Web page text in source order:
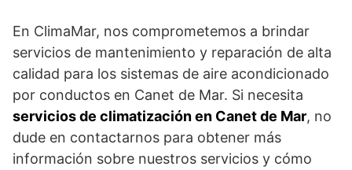
En ClimaMar, nos comprometemos a brindar
servicios de mantenimiento y reparación de alta
calidad para los sistemas de aire acondicionado
por conductos en Canet de Mar. Si necesita
servicios de climatización en Canet de Mar, no
dude en contactarnos para obtener más
información sobre nuestros servicios y cómo